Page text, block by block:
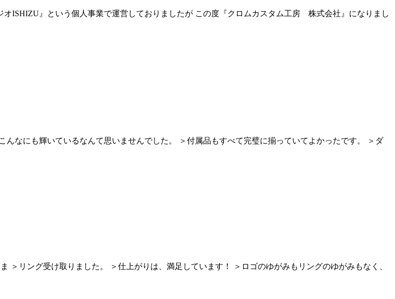
ISHIZU』という個人事業で運営しておりましたが この度『クロムカスタム工房 株式会社』になりまし
なにも輝いているなんて思いませんでした。 ＞付属品もすべて完璧に揃っていてよかったです。 ＞ダ
＞リング受け取りました。 ＞仕上がりは、満足しています！ ＞ロゴのゆがみもリングのゆがみもなく、